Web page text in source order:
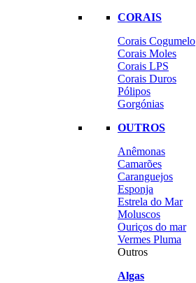
CORAIS
Corais Cogumelo
Corais Moles
Corais LPS
Corais Duros
Pólipos
Gorgónias
OUTROS
Anêmonas
Camarões
Caranguejos
Esponja
Estrela do Mar
Moluscos
Ouriços do mar
Vermes Pluma
Outros
Algas